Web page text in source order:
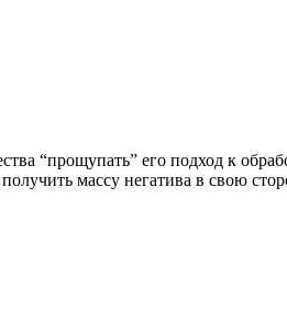
“прощупать” его подход к
массу негатива в свою